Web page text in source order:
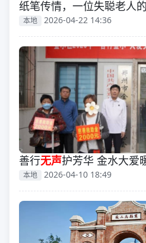
纸笔传情，一位失聪老人的
本地 2026-04-22 14:36
善行无声护芳华 金水大爱
本地 2026-04-10 18:49